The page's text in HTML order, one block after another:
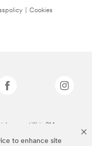
to enhance site
Cookies
som tillhör 3M.